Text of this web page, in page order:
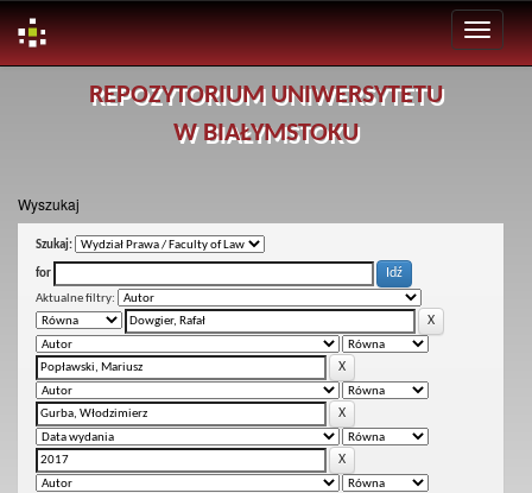
REPOZYTORIUM UNIWERSYTETU
W BIAŁYMSTOKU
Wyszukaj
Szukaj:
for
Aktualne filtry: